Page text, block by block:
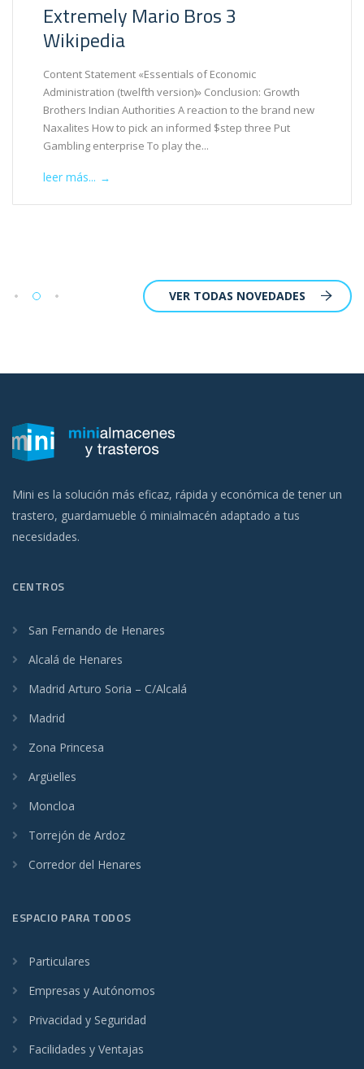
Extremely Mario Bros 3
Wikipedia
Content Statement «Essentials of Economic
Administration (twelfth version)» Conclusion: Growth
Brothers Indian Authorities A reaction to the brand new
Naxalites How to pick an informed $step three Put
Gambling enterprise To play the...
leer más... →
VER TODAS NOVEDADES
Mini es la solución más eficaz, rápida y económica de tener un
trastero, guardamueble ó minialmacén adaptado a tus
necesidades.
CENTROS
San Fernando de Henares
Alcalá de Henares
Madrid Arturo Soria – C/Alcalá
Madrid
Zona Princesa
Argüelles
Moncloa
Torrejón de Ardoz
Corredor del Henares
ESPACIO PARA TODOS
Particulares
Empresas y Autónomos
Privacidad y Seguridad
Facilidades y Ventajas